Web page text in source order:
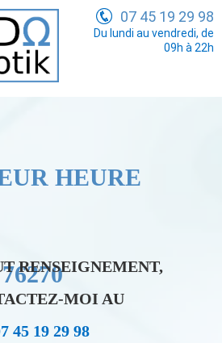
07 45 19 29 98
Du lundi au vendredi, de
09h à 22h
HEURE
RENSEIGNEMENT,
MOI AU
45 19 29 98